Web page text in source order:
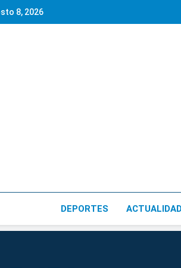
8, 2026
DEPORTES